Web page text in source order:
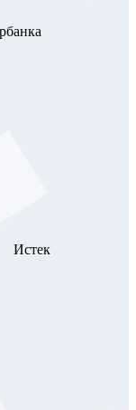
Истек